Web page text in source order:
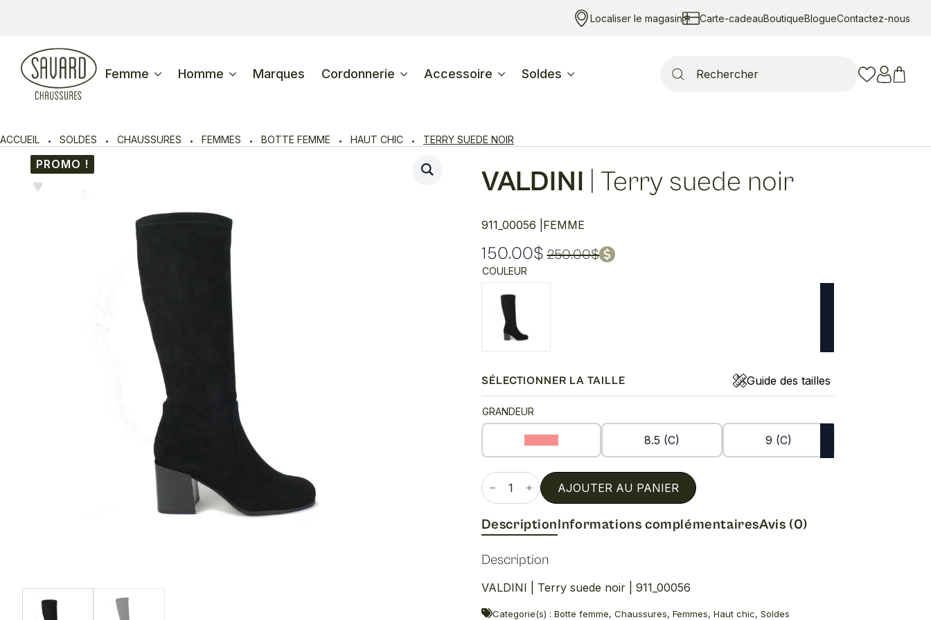
Localiser le magasin Carte-cadeauBoutiqueBlogueContactez-nous
Femme Homme Marques Cordonnerie Accessoire Soldes
for:
ACCUEIL SOLDES CHAUSSURES FEMMES BOTTE FEMME HAUT CHIC TERRY SUEDE NOIR
PROMO !
♥︎ VALDINI Terry suede noir
911_00056 | FEMME
250.00$
Le
prix
initial
était :
250.00$.
150.00$
Le
prix
actuel
est :
150.00$.
COULEUR
SÉLECTIONNER LA TAILLE Guide des tailles
GRANDEUR
8.5 (C) 9 (C)
quantité
de
Terry
noir
AJOUTER AU PANIER
DescriptionInformations complémentairesAvis (0)
Description
VALDINI | Terry suede noir | 911_00056
Categorie(s) : Botte femme, Chaussures, Femmes, Haut chic, Soldes